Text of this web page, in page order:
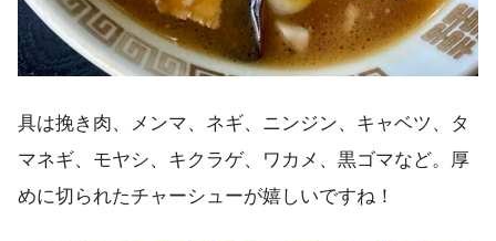
具は挽き肉、メンマ、ネギ、ニンジン、キャベツ、タ
マネギ、モヤシ、キクラゲ、ワカメ、黒ゴマなど。厚
めに切られたチャーシューが嬉しいですね！